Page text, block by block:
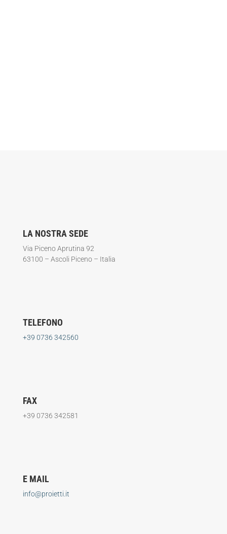
LA NOSTRA SEDE
Via Piceno Aprutina 92
63100 – Ascoli Piceno – Italia
TELEFONO
+39 0736 342560
FAX
+39 0736 342581
E MAIL
info@proietti.it